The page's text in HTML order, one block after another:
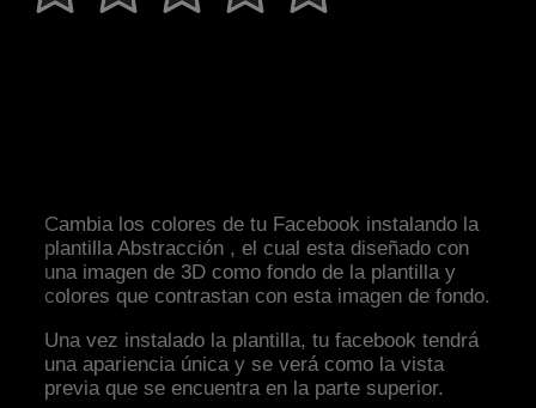
Cambia los colores de tu Facebook instalando la
plantilla Abstracción , el cual esta diseñado con
una imagen de 3D como fondo de la plantilla y
colores que contrastan con esta imagen de fondo.
Una vez instalado la plantilla, tu facebook tendrá
una apariencia única y se verá como la vista
previa que se encuentra en la parte superior.